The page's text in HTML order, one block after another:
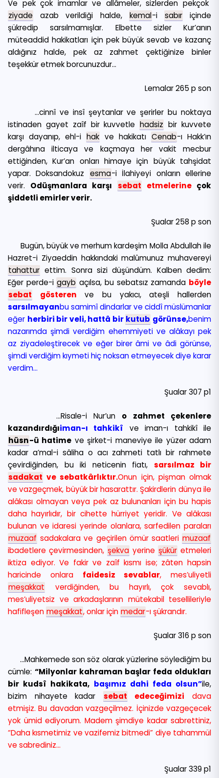
Ve pek çok imamlar ve allâmeler, sizlerden pekçok
ziyade azab verildiği halde, kemal-i sabır içinde
şükredip sarsılmamışlar. Elbette sizler Kur’anın
müteaddid hakikatları için pek büyük sevab ve kazanç
aldığınız halde, pek az zahmet çektiğinize binler
teşekkür etmek borcunuzdur…
Lemalar 265 p son
…cinnî ve insî şeytanlar ve şerirler bu noktaya
istinaden gayet zaîf bir kuvvetle hadsiz bir kuvvete
karşı dayanıp, ehl-i hak ve hakikatı Cenab-ı Hakk’ın
dergâhına ilticaya ve kaçmaya her vakit mecbur
ettiğinden, Kur’an onları himaye için büyük tahşidat
yapar. Doksandokuz esma-i İlahiyeyi onların ellerine
verir. Odüşmanlara karşı sebat etmelerineçok
şiddetli emirler verir.
Şualar 258 p son
Bugün, büyük ve merhum kardeşim Molla Abdullah ile
Hazret-i Ziyaeddin hakkındaki malûmunuz muhavereyi
tahattur ettim. Sonra sizi düşündüm. Kalben dedim:
Eğer perde-i gayb açılsa, bu sebatsız zamanda böyle
sebat gösteren ve bu yakıcı, ateşli hallerden
sarsılmayanbu samimî dindarlar ve ciddî müslümanlar
eğer herbiri bir veli, hattâ bir kutub görünse,benim
nazarımda şimdi verdiğim ehemmiyeti ve alâkayı pek
az ziyadeleştirecek ve eğer birer âmi ve âdi görünse,
şimdi verdiğim kıymeti hiç noksan etmeyecek diye karar
verdim…
Şualar 307 p1
…Risale-i Nur’un o zahmet çekenlere
kazandırdığıiman-ı tahkikî ve iman-ı tahkikî ile
hüsn-ü hatime ve şirket-i maneviye ile yüzer adam
kadar a’mal-i sâliha o acı zahmeti tatlı bir rahmete
çevirdiğinden, bu iki neticenin fiatı, sarsılmaz bir
sadakat ve sebatkârlıktır.Onun için, pişman olmak
ve vazgeçmek, büyük bir hasarattır. Şakirdlerin dünya ile
alâkası olmayan veya pek az bulunanları için bu hapis
daha hayırlıdır, bir cihette hürriyet yeridir. Ve alâkası
bulunan ve idaresi yerinde olanlara, sarfedilen paraları
muzaaf sadakalara ve geçirilen ömür saatleri muzaaf
ibadetlere çevirmesinden, şekva yerine şükür etmeleri
iktiza ediyor. Ve fakir ve zaîf kısmı ise; zâten hapsin
haricinde onlara faidesiz sevablar, mes’uliyetli
meşakkat verdiğinden, bu hayırlı, çok sevablı,
mes’uliyetsiz ve arkadaşlarının mütekabil tesellileriyle
hafifleşen meşakkat, onlar için medar-ı şükrandır.
Şualar 316 p son
…Mahkemede son söz olarak yüzlerine söylediğim bu
cümle: “Milyonlar kahraman başlar feda oldukları
bir kudsî hakikata, başımız dahi feda olsun”ile,
bizim nihayete kadar sebat edeceğimizi dava
etmişiz. Bu davadan vazgeçilmez. İçinizde vazgeçecek
yok ümid ediyorum. Madem şimdiye kadar sabrettiniz,
“Daha kısmetimiz ve vazifemiz bitmedi” diye tahammül
ve sabrediniz…
Şualar 339 p1